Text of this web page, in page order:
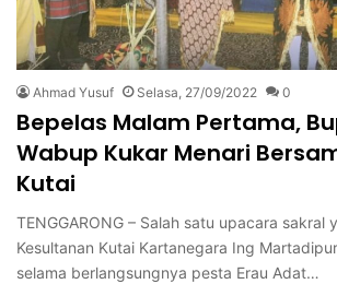
Ahmad Yusuf Selasa, 27/09/2022 0
Bepelas Malam Pertama,
Wabup Kukar Menari
Kutai
TENGGARONG – Salah satu upacara sakral
Kesultanan Kutai Kartanegara Ing
selama berlangsungnya pesta Erau Adat…